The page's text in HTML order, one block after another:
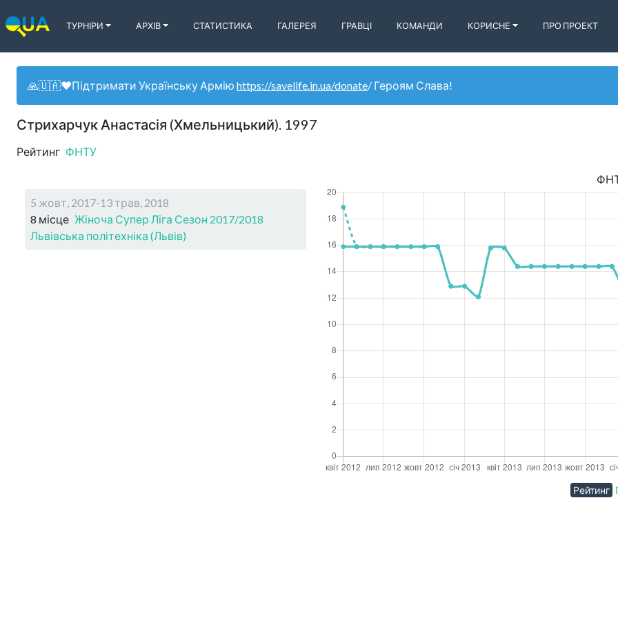
ТУРНІРИ АРХІВ СТАТИСТИКА ГАЛЕРЕЯ ГРАВЦІ КОМАНДИ КОРИСНЕ ПРО ПРОЕКТ
🙏🇺🇦❤️Підтримати Українську Армію https://savelife.in.ua/donate/ Героям Слава!
Стрихарчук Анастасія (Хмельницький). 1997
Рейтинг ФНТУ
5 жовт, 2017-13 трав, 2018
8 місце Жіноча Супер Ліга Сезон 2017/2018
Львівська політехніка (Львів)
Рейтинг